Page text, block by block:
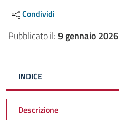
Condividi
Pubblicato il:9 gennaio 2026
INDICE
Descrizione